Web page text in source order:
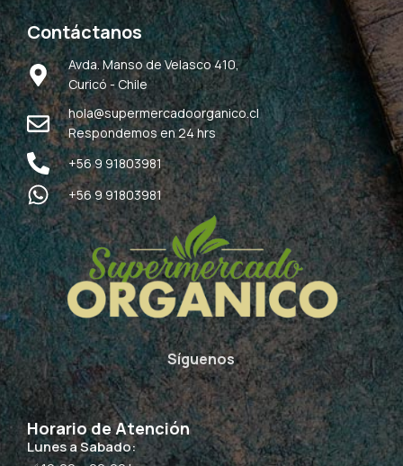
Contáctanos
Avda. Manso de Velasco 410,
Curicó - Chile
hola@supermercadoorganico.cl
Respondemos en 24 hrs
+56 9 91803981
+56 9 91803981
Síguenos
Horario de Atención
Lunes a Sabado: